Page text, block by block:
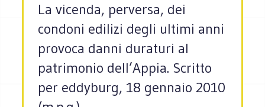
La vicenda, perversa, dei
condoni edilizi degli ultimi anni
provoca danni duraturi al
patrimonio dell’Appia. Scritto
per eddyburg, 18 gennaio 2010